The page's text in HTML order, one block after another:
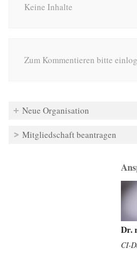
Keine Inhalte
Zum Kommentieren bitte
Neue Organisation
Mitgliedschaft beantragen
Dr.
CI-